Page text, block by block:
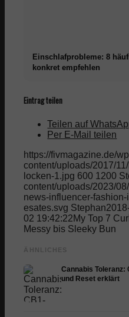
Einschlafprobleme: 8
konkret empfehlen
Eintrag teilen
Teilen auf
Per E-Mail teilen
https://fivmagazine.de/
content/uploads/2017/
locken-1.jpg 600 1200
content/uploads/2023/
news-influencer-
esates.svg Stephan
02 19:42:22My Top 7
Messy bis Sleeky Bun
ÄHNLICHES
Cannabis Toleranz:
und Reset erklärt